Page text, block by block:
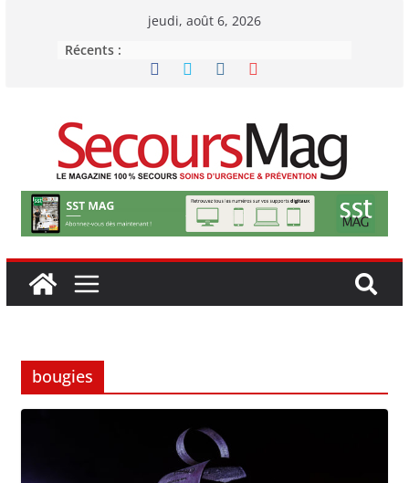
jeudi, août 6, 2026
Récents :
bougies